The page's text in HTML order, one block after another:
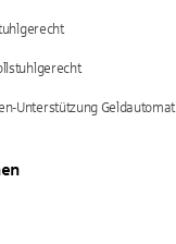
Unterstützung Geldautomat